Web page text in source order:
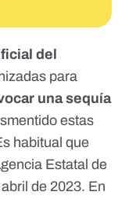
del
para
una sequía
estas
habitual que
Estatal de
de 2023. En